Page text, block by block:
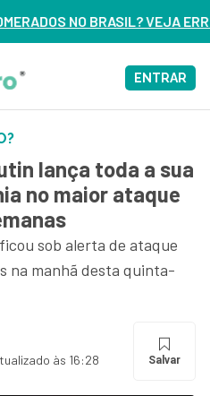
DE 3 DELES – ASSISTA
ENTRAR
lança toda a sua
no maior ataque
sob alerta de ataque
na manhã desta quinta-
às 16:28 Salvar